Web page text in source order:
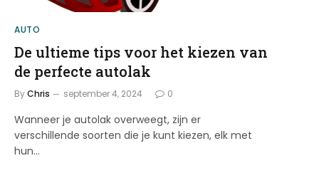
AUTO
De ultieme tips voor het kiezen van
de perfecte autolak
ByChris september 4, 2024 0
Wanneer je autolak overweegt, zijn er
verschillende soorten die je kunt kiezen, elk met
hun…